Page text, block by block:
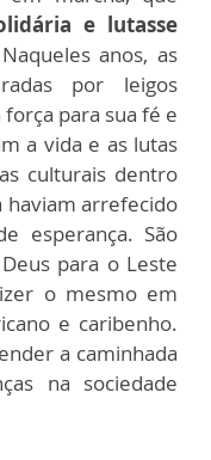
e lutasse
Naqueles anos, as
por leigos
para sua fé e
a vida e as lutas
culturais dentro
haviam arrefecido
esperança. São
para o Leste
o mesmo em
e caribenho.
a caminhada
na sociedade